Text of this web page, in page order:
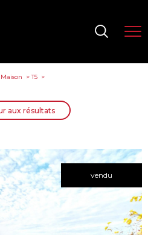
Maison
T5
aux résultats
vendu